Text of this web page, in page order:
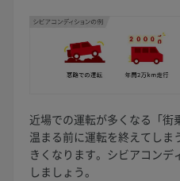
近場での運転が多くなる「街
温まる前に運転を終えてしま
きくなります。シビアコン
しましょう。